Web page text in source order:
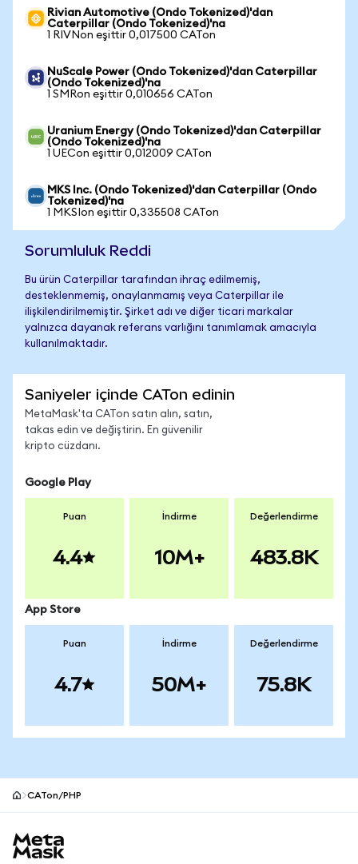
Rivian Automotive (Ondo Tokenized)'dan
Caterpillar (Ondo Tokenized)'na
1 RIVNon eşittir 0,017500 CATon
NuScale Power (Ondo Tokenized)'dan Caterpillar
(Ondo Tokenized)'na
1 SMRon eşittir 0,010656 CATon
Uranium Energy (Ondo Tokenized)'dan Caterpillar
(Ondo Tokenized)'na
1 UECon eşittir 0,012009 CATon
MKS Inc. (Ondo Tokenized)'dan Caterpillar (Ondo
Tokenized)'na
1 MKSIon eşittir 0,335508 CATon
Sorumluluk Reddi
Bu ürün Caterpillar tarafından ihraç edilmemiş,
desteklenmemiş, onaylanmamış veya Caterpillar ile
ilişkilendirilmemiştir. Şirket adı ve diğer ticari markalar
yalnızca dayanak referans varlığını tanımlamak amacıyla
kullanılmaktadır.
Saniyeler içinde CATon edinin
MetaMask'ta CATon satın alın, satın,
takas edin ve değiştirin. En güvenilir
kripto cüzdanı.
Google Play
Puan
4.4
İndirme
10M+
Değerlendirme
483.8K
App Store
Puan
4.7
İndirme
50M+
Değerlendirme
75.8K
CATon/PHP